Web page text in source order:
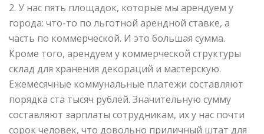
2. У нас пять площадок, которые мы арендуем у
города: что-то по льготной арендной ставке, а
часть по коммерческой. И это большая сумма.
Кроме того, арендуем у коммерческой структуры
склад для хранения декораций и мастерскую.
Ежемесячные коммунальные платежи составляют
порядка ста тысяч рублей. Значительную сумму
составляют зарплаты сотрудникам, их у нас почти
сорок человек, что довольно приличный штат для